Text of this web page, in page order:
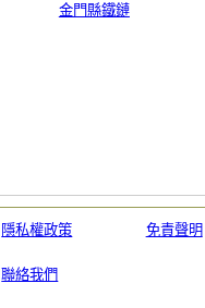
金門縣鐵鏈
隱私權政策 免責聲明
聯絡我們